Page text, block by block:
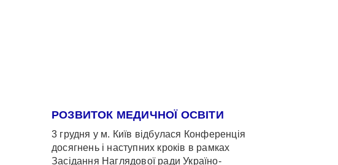
РОЗВИТОК МЕДИЧНОЇ ОСВІТИ
3 грудня у м. Київ відбулася Конференція
досягнень і наступних кроків в рамках
Засідання Наглядової ради Україно-